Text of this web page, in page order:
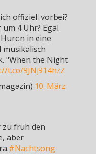
offiziell vorbei?
4 Uhr? Egal.
in eine
musikalisch
"When the Night
t.co/9JNj914hzZ
10. März
zu früh den
aber
#Nachtsong